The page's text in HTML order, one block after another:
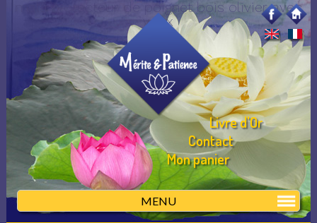
mala protecteur de poignet bois olivier avec
yeux
MENU
Livre d'Or
Contact
Mon panier